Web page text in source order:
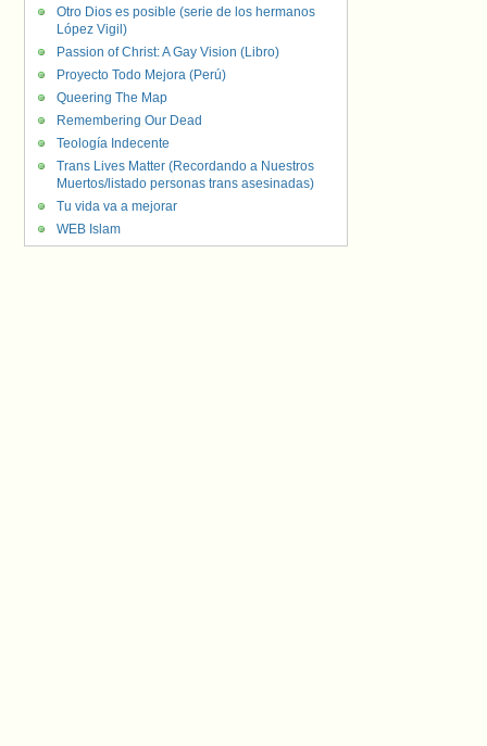
Otro Dios es posible (serie de los hermanos
López Vigil)
Passion of Christ: A Gay Vision (Libro)
Proyecto Todo Mejora (Perú)
Queering The Map
Remembering Our Dead
Teología Indecente
Trans Lives Matter (Recordando a Nuestros
Muertos/listado personas trans asesinadas)
Tu vida va a mejorar
WEB Islam